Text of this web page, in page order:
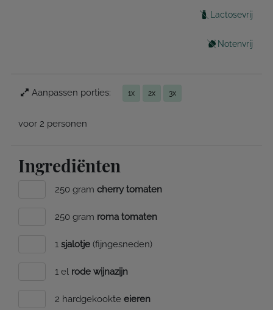
Lactosevrij
Notenvrij
Aanpassen porties: 1x 2x 3x
voor 2 personen
Ingrediënten
250 gram cherry tomaten
250 gram roma tomaten
1 sjalotje (fijngesneden)
1 el rode wijnazijn
2 hardgekookte eieren